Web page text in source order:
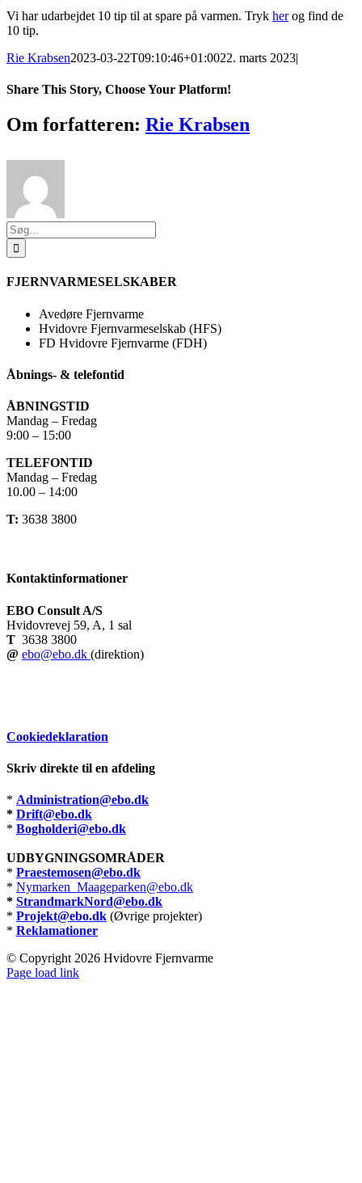
Vi har udarbejdet 10 tip til at spare på varmen. Tryk herog find de
10 tip.
Rie Krabsen2023-03-22T09:10:46+01:0022. marts 2023|
Share This Story, Choose Your Platform!
Facebook
X
Reddit
LinkedIn
WhatsApp
Tumblr
Pinterest
Vk
E-
mail
Om forfatteren: Rie Krabsen
Søg
efter:
FJERNVARMESELSKABER
Avedøre Fjernvarme
Hvidovre Fjernvarmeselskab (HFS)
FD Hvidovre Fjernvarme (FDH)
Åbnings- & telefontid
ÅBNINGSTID
Mandag – Fredag
9:00 – 15:00
TELEFONTID
Mandag – Fredag
10.00 – 14:00
T: 3638 3800
Kontaktinformationer
EBO Consult A/S
Hvidovrevej 59, A, 1 sal
T 3638 3800
@ ebo@ebo.dk (direktion)
Cookiedeklaration
Skriv direkte til en afdeling
* Administration@ebo.dk
* Drift@ebo.dk
* Bogholderi@ebo.dk
UDBYGNINGSOMRÅDER
* Praestemosen@ebo.dk
* Nymarken_Maageparken@ebo.dk
* StrandmarkNord@ebo.dk
* Projekt@ebo.dk (Øvrige projekter)
* Reklamationer
© Copyright 2026 Hvidovre Fjernvarme
Facebook
X
Instagram
Pinterest
Page load link